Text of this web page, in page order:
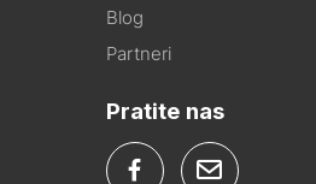
Blog
Partneri
Pratite nas